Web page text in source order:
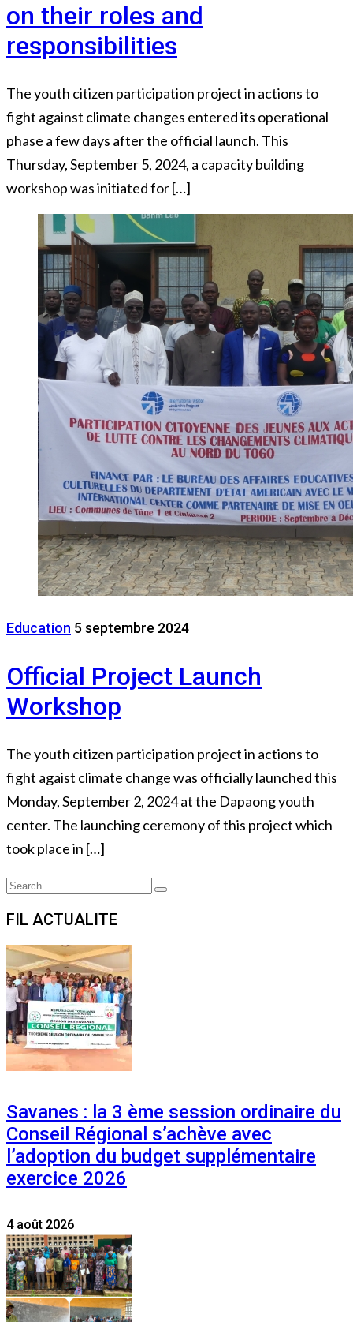
on their roles and
responsibilities
The youth citizen participation project in actions to
fight against climate changes entered its operational
phase a few days after the official launch. This
Thursday, September 5, 2024, a capacity building
workshop was initiated for […]
Education 5 septembre 2024
Official Project Launch
Workshop
The youth citizen participation project in actions to
fight agaist climate change was officially launched this
Monday, September 2, 2024 at the Dapaong youth
center. The launching ceremony of this project which
took place in […]
Search
Search
FIL ACTUALITE
Savanes : la 3 ème session ordinaire du
Conseil Régional s’achève avec
l’adoption du budget supplémentaire
exercice 2026
4 août 2026